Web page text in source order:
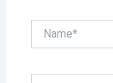
Name*
Email*